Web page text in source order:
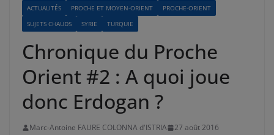
ACTUALITÉS PROCHE ET MOYEN-ORIENT
PROCHE-ORIENT
SUJETS CHAUDS
SYRIE TURQUIE
Chronique du Proche
Orient #2 : A quoi joue
donc Erdogan ?
Marc-Antoine FAURE COLONNA d'ISTRIA
27 août 2016